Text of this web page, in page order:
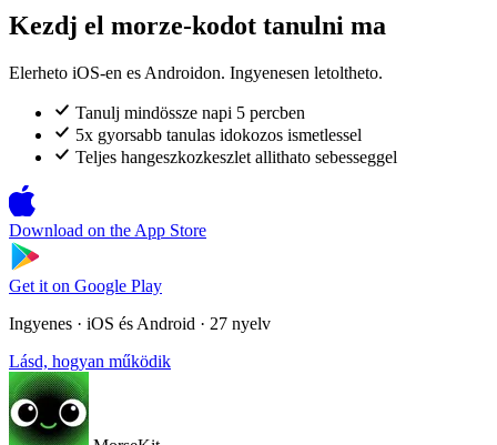
Kezdj el morze-kodot tanulni ma
Elerheto iOS-en es Androidon. Ingyenesen letoltheto.
Tanulj mindössze napi 5 percben
5x gyorsabb tanulas idokozos ismetlessel
Teljes hangeszkozkeszlet allithato sebesseggel
Download on the App Store
Get it on Google Play
Ingyenes · iOS és Android · 27 nyelv
Lásd, hogyan működik